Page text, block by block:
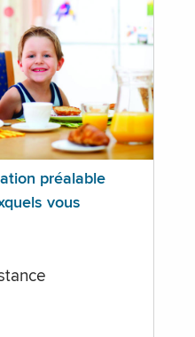
préalable
vous